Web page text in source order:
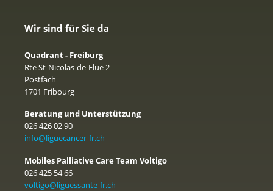
Wir sind für Sie da
Quadrant - Freiburg
Rte St-Nicolas-de-Flüe 2
Postfach
1701 Fribourg
Beratung und Unterstützung
026 426 02 90
info@liguecancer-fr.ch
Mobiles Palliative Care Team Voltigo
026 425 54 66
voltigo@liguessante-fr.ch